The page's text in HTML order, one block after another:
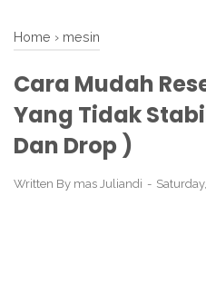
Home › mesin
Cara Mudah
Yang Tidak
Dan Drop )
Written By mas Juliandi